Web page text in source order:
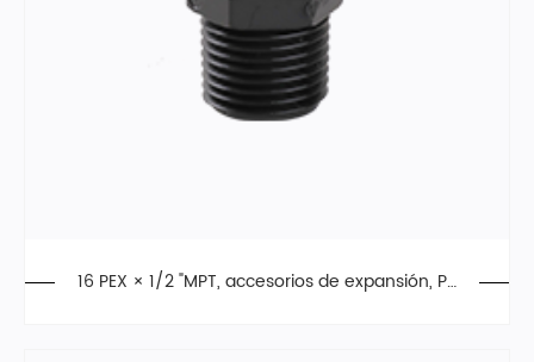
16 PEX × 1/2 "MPT, accesorios de expansión, PP